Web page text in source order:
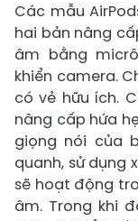
Các mẫu
hai bản nâng
âm bằng
khiển camera.
có vẻ hữu ích.
nâng cấp hứa
giọng nói của
quanh, sử dụng
sẽ hoạt động
âm. Trong khi